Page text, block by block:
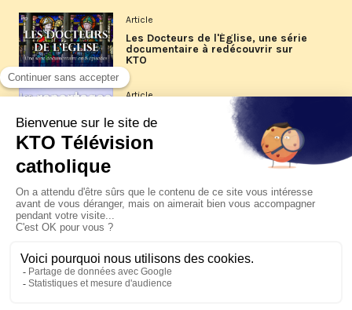
Article
Les Docteurs de l'Église, une série
documentaire à redécouvrir sur
KTO
Article
Les reportages d'été 2026 de KTO
La visite pastorale du pape Léon
XIV à Assise à suivre sur KTO le
jeudi 6 août
Le pape en Uruguay, Argentine et
Pérou du 6 au 17 novembre 2026